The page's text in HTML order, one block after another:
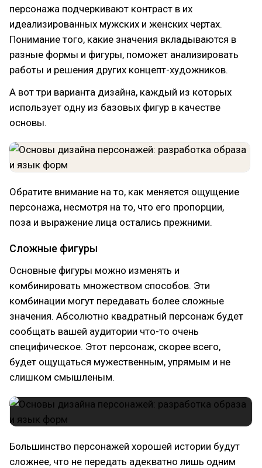
персонажа подчеркивают контраст в их
идеализированных мужских и женских чертах.
Понимание того, какие значения вкладываются в
разные формы и фигуры, поможет анализировать
работы и решения других концепт-художников.
А вот три варианта дизайна, каждый из которых
использует одну из базовых фигур в качестве
основы.
Обратите внимание на то, как меняется ощущение
персонажа, несмотря на то, что его пропорции,
поза и выражение лица остались прежними.
Сложные фигуры
Основные фигуры можно изменять и
комбинировать множеством способов. Эти
комбинации могут передавать более сложные
значения. Абсолютно квадратный персонаж будет
сообщать вашей аудитории что-то очень
специфическое. Этот персонаж, скорее всего,
будет ощущаться мужественным, упрямым и не
слишком смышленым.
Большинство персонажей хорошей истории будут
сложнее, что не передать адекватно лишь одним